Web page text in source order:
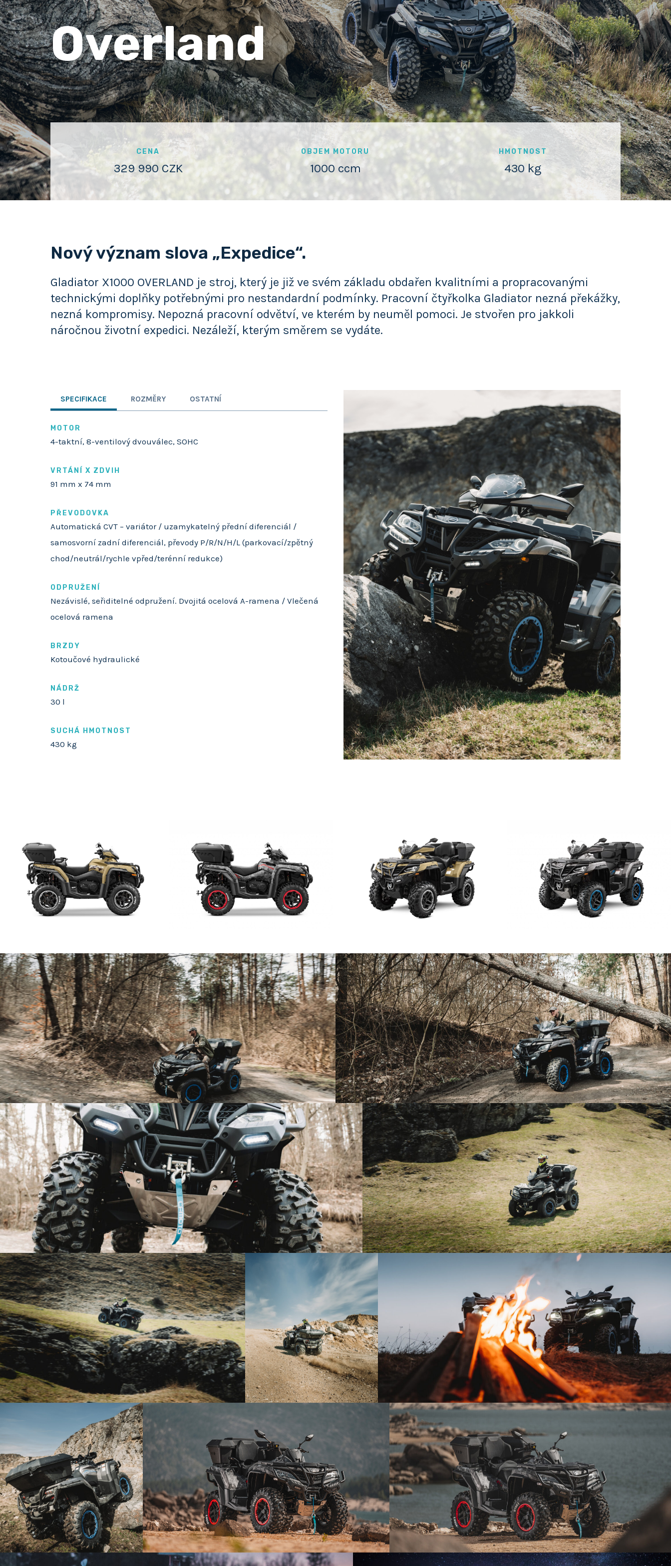
Overland
CENA
329 990 CZK
OBJEM MOTORU
1000 ccm
HMOTNOST
430 kg
Nový význam slova „Expedice“.
Gladiator X1000 OVERLAND je stroj, který je již ve svém základu obdařen kvalitními a propracovanými
technickými doplňky potřebnými pro nestandardní podmínky. Pracovní čtyřkolka Gladiator nezná překážky,
nezná kompromisy. Nepozná pracovní odvětví, ve kterém by neuměl pomoci. Je stvořen pro jakkoli
náročnou životní expedici. Nezáleží, kterým směrem se vydáte.
SPECIFIKACE ROZMĚRY OSTATNÍ
MOTOR
4-taktní, 8-ventilový dvouválec, SOHC
VRTÁNÍ X ZDVIH
91 mm x 74 mm
PŘEVODOVKA
Automatická CVT – variátor / uzamykatelný přední diferenciál /
samosvorní zadní diferenciál, převody P/R/N/H/L (parkovací/zpětný
chod/neutrál/rychle vpřed/terénní redukce)
ODPRUŽENÍ
Nezávislé, seřiditelné odpružení. Dvojitá ocelová A-ramena / Vlečená
ocelová ramena
BRZDY
Kotoučové hydraulické
NÁDRŽ
30 l
SUCHÁ HMOTNOST
430 kg